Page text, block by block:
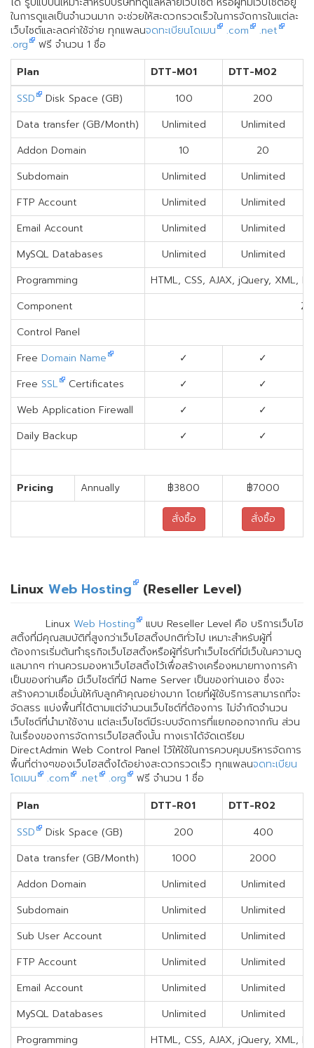
ในการดูแลเป็นจำนวนมาก จะช่วยให้สะดวกรวดเร็วในการจัดการในแต่ละ
เว็บไซต์และลดค่าใช้จ่าย ทุกแพลนจดทะเบียนโดเมน .com
.net
.org
ฟรี จำนวน 1 ชื่อ
Plan
DTT-M01 DTT-M02
SSD
Disk Space (GB) 100
200
Data transfer (GB/Month)
Unlimited
Unlimited
Addon Domain
10
20
Subdomain
Unlimited
Unlimited
FTP Account
Unlimited
Unlimited
Email Account
Unlimited
Unlimited
MySQL Databases
Unlimited
Unlimited
Programming
HTML, CSS, AJAX, jQuery, XML,
Component
Control Panel
Free Domain Name ✓
✓
Free SSL Certificates ✓
✓
Web Application Firewall
✓
✓
Daily Backup
✓ ✓
Pricing Annually ฿3800 ฿7000
สั่งซื้อ สั่งซื้อ
Linux Web Hosting (Reseller Level)
Linux Web Hosting
แบบ Reseller Level คือ บริการเว็บโฮ
สติ้งที่มีคุณสมบัติที่สูงกว่าเว็บโฮสติ้งปกติทั่วไป เหมาะสำหรับผู้ที่
ต้องการเริ่มต้นทำธุรกิจเว็บโฮสติ้งหรือผู้ที่รับทำเว็บไซด์ที่มีเว็บในความดู
แลมากๆ ท่านควรมองหาเว็บโฮสติ้งไว้เพื่อสร้างเครื่องหมายทางการค้า
เป็นของท่านคือ มีเว็บไซต์ที่มี Name Server เป็นของท่านเอง ซึ่งจะ
สร้างความเชื่อมั่นให้กับลูกค้าคุณอย่างมาก โดยที่ผู้ใช้บริการสามารถที่จะ
จัดสรร แบ่งพื้นที่ได้ตามแต่จำนวนเว็บไซต์ที่ต้องการ ไม่จำกัดจำนวน
เว็บไซต์ที่นำมาใช้งาน แต่ละเว็บไซต์มีระบบจัดการที่แยกออกจากกัน ส่วน
ในเรื่องของการจัดการเว็บโฮสติ้งนั้น ทางเราได้จัดเตรียม
DirectAdmin Web Control Panel ไว้ให้ใช้ในการควบคุมบริหารจัดการ
พื้นที่ต่างๆของเว็บโฮสติ้งได้อย่างสะดวกรวดเร็ว ทุกแพลนจดทะเบียน
โดเมน
.com .net .org
ฟรี จำนวน 1 ชื่อ
Plan
DTT-R01 DTT-R02
SSD
Disk Space (GB) 200
400
Data transfer (GB/Month)
1000
2000
Addon Domain
Unlimited
Unlimited
Subdomain
Unlimited
Unlimited
Sub User Account
Unlimited
Unlimited
FTP Account
Unlimited
Unlimited
Email Account
Unlimited
Unlimited
MySQL Databases
Unlimited
Unlimited
Programming
HTML, CSS, AJAX, jQuery, XML,